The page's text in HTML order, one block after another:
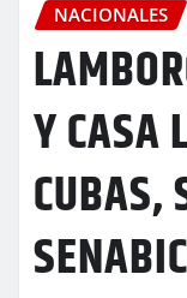
NACIONALES
Y CASA
CUBAS,